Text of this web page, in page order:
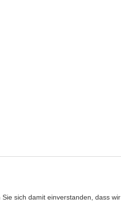
sich damit einverstanden, dass wir